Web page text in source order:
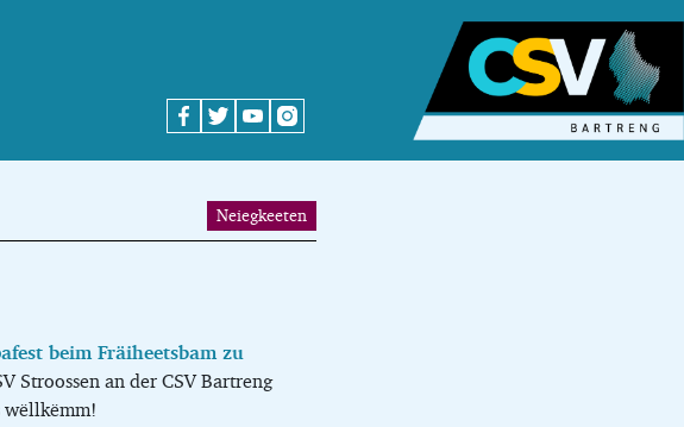
Neiegkeeten
beim Fräiheetsbam zu
Stroossen an der CSV Bartreng
wëllkëmm!